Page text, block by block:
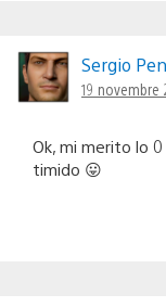
Sergio
19 novembre
Ok, mi merito lo
timido 😛